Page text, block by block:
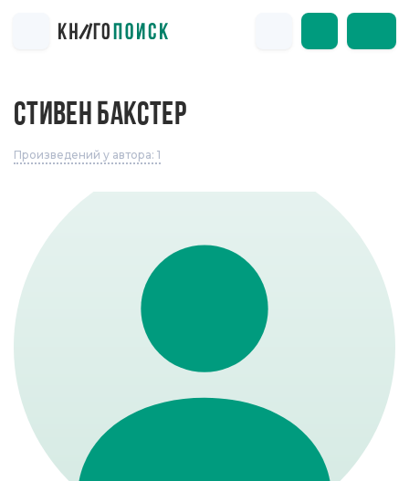
СТИВЕН БАКСТЕР
Произведений у автора: 1